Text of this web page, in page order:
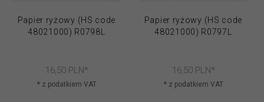
Papier ryżowy (HS code
48021000) R0798L
16, 50 PLN*
* z podatkiem VAT
Papier ryżowy (HS code
48021000) R0797L
16, 50 PLN*
* z podatkiem VAT